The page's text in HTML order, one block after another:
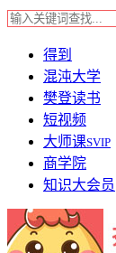
得到
混沌大学
樊登读书
短视频
大师课SVIP
商学院
知识大会员